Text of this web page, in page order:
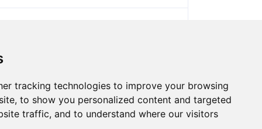
tracking technologies to improve your browsing
to show you personalized content and targeted
traffic, and to understand where our visitors